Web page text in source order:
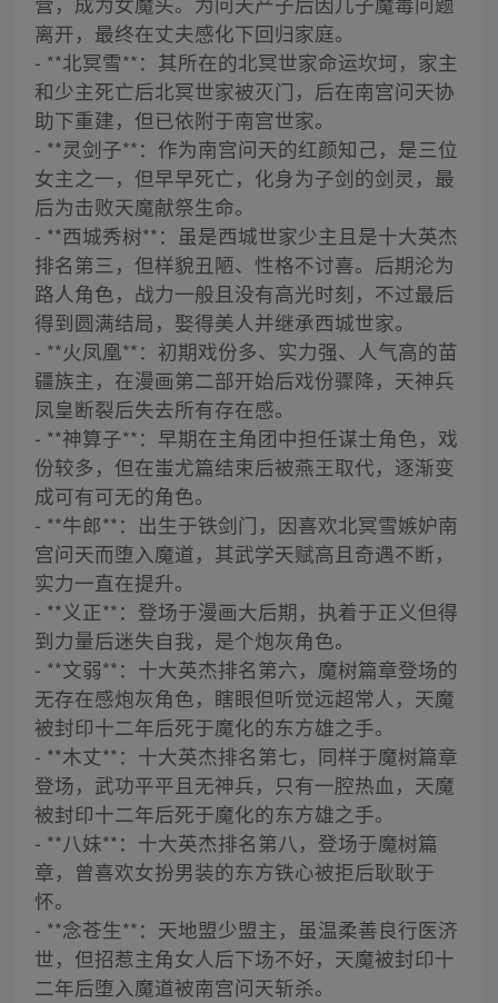
离开，最终在丈夫感化下回归家庭。
- **北冥雪**：其所在的北冥世家命运坎坷，家主
和少主死亡后北冥世家被灭门，后在南宫问天协
助下重建，但已依附于南宫世家。
- **灵剑子**：作为南宫问天的红颜知己，是三位
女主之一，但早早死亡，化身为子剑的剑灵，最
后为击败天魔献祭生命。
- **西城秀树**：虽是西城世家少主且是十大英杰
排名第三，但样貌丑陋、性格不讨喜。后期沦为
路人角色，战力一般且没有高光时刻，不过最后
得到圆满结局，娶得美人并继承西城世家。
- **火凤凰**：初期戏份多、实力强、人气高的苗
疆族主，在漫画第二部开始后戏份骤降，天神兵
凤皇断裂后失去所有存在感。
- **神算子**：早期在主角团中担任谋士角色，戏
份较多，但在蚩尤篇结束后被燕王取代，逐渐变
成可有可无的角色。
- **牛郎**：出生于铁剑门，因喜欢北冥雪嫉妒南
宫问天而堕入魔道，其武学天赋高且奇遇不断，
实力一直在提升。
- **义正**：登场于漫画大后期，执着于正义但得
到力量后迷失自我，是个炮灰角色。
- **文弱**：十大英杰排名第六，魔树篇章登场的
无存在感炮灰角色，瞎眼但听觉远超常人，天魔
被封印十二年后死于魔化的东方雄之手。
- **木丈**：十大英杰排名第七，同样于魔树篇章
登场，武功平平且无神兵，只有一腔热血，天魔
被封印十二年后死于魔化的东方雄之手。
- **八妹**：十大英杰排名第八，登场于魔树篇
章，曾喜欢女扮男装的东方铁心被拒后耿耿于
怀。
- **念苍生**：天地盟少盟主，虽温柔善良行医济
世，但招惹主角女人后下场不好，天魔被封印十
二年后堕入魔道被南宫问天斩杀。